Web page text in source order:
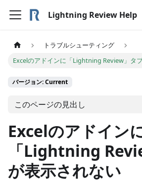
Lightning Review Help
トラブルシューティング
Excelのアドインに「Lightning Review」タ
バージョン: Current
このページの見出し
Excelのアドイン
「Lightning
が表示されない